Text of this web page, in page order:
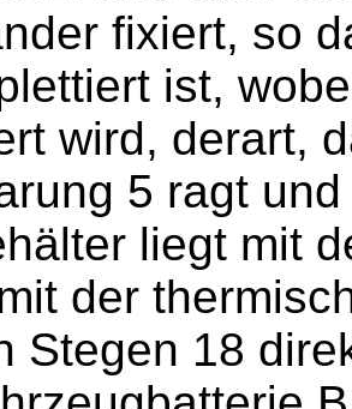
fixiert, so
ist,
wird, derart,
5 ragt
liegt mit
der
Stegen 18